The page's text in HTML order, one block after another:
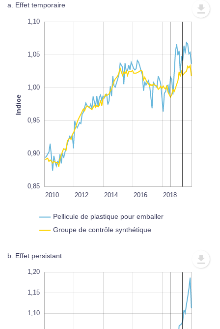
a. Effet temporaire
Indice
1,10
1,05
1,00
0,95
0,90
0,85
L
2010 2012 2014 2016 2018
2020
2022
Pellicule de plastique pour emballer
Groupe de contrôle synthétique
b. Effet persistant
1,20
1,15
1,10